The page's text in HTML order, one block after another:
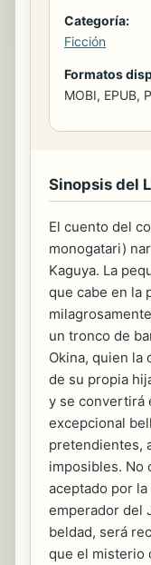
Categoría:
Ficción
Formatos
MOBI, EPUB,
Sinopsis del
El cuento del
monogatari)
Kaguya. La
que cabe en la
un tronco de
Okina, quien la
de su propia
y se convertirá
excepcional
pretendientes,
imposibles. No
aceptado por
emperador del
beldad, será
que el misterio